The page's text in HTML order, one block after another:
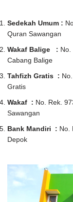
Sedekah Umum :
Quran Sawangan
Wakaf Balige : No.
Cabang Balige
Tahfizh Gratis :
Gratis
Wakaf : No. Rek.
Sawangan
Bank Mandiri : No.
Depok